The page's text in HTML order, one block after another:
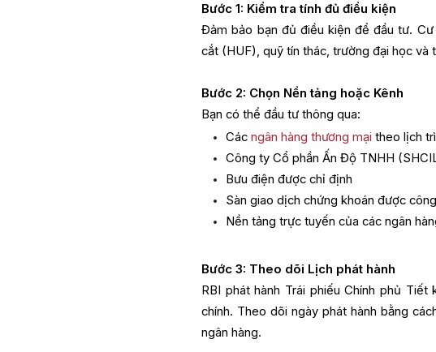
Bước 1: Kiểm tra tính đủ điều kiện
Đảm bảo bạn đủ điều kiện để đầu tư.
cắt (HUF), quỹ tín thác, trường đại học
Bước 2: Chọn Nền tảng hoặc Kênh
Bạn có thể đầu tư thông qua:
Cácngân hàng thương mại theo lịch
Công ty Cổ phần Ấn Độ TNHH
Bưu điện được chỉ định
Sàn giao dịch chứng khoán được
Nền tảng trực tuyến của các ngân
Bước 3: Theo dõi Lịch phát hành
RBI phát hành Trái phiếu Chính phủ
chính. Theo dõi ngày phát hành bằng
ngân hàng.